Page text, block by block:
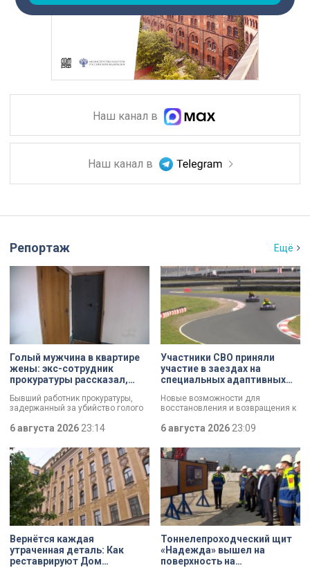
Наш канал в
Наш канал в
Репортаж Ещё
Голый мужчина в квартире
жены: экс-сотрудник
прокуратуры рассказал,
Бывший работник прокуратуры,
задержанный за убийство голого
которые толкнули его на страшное
вынес мертвеца из дома на улице
Луначарского, выдавая
бездыханного мужчину за
изрядно перебравшего приятеля.
6 августа 202623:14
Участники СВО приняли
участие в заездах на
специальных адаптивных
Новые возможности для
восстановления и возвращения к
фонда «СВОй дом» в Петербурге
специальной военной операции,
которые сейчас проходят курс
реабилитации. Главным событием
дня стали заезды на специальных
адаптивных карт-машинах, где
ветераны смогли лично
протестировать технику и
почувствовать скорость.
6 августа 202623:09
Вернётся каждая
утраченная деталь: Как
реставрируют Дом
Тоннелепроходческий щит
«Надежда» вышел на
поверхность на